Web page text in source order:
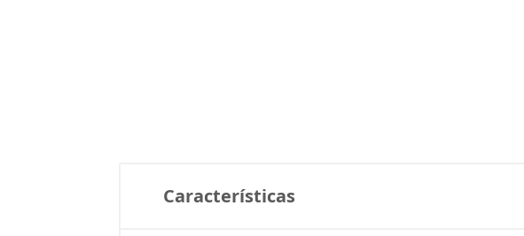
Características